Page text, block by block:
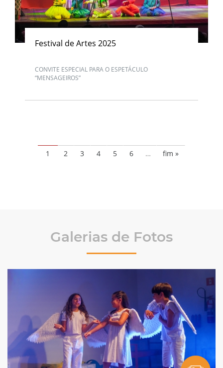
Festival de Artes 2025
CONVITE ESPECIAL PARA O ESPETÁCULO
“MENSAGEIROS”
1 2 3 4 5 6 … fim »
Galerias de Fotos